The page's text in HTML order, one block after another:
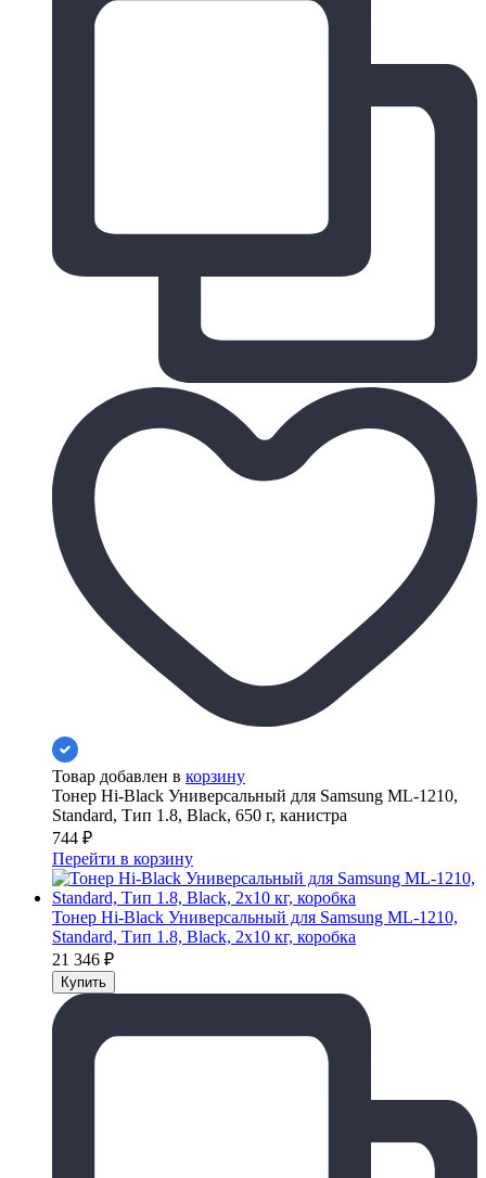
Товар добавлен в корзину
Тонер Hi-Black Универсальный для Samsung ML-1210,
Standard, Тип 1.8, Black, 650 г, канистра
744 ₽
Перейти в корзину
Тонер Hi-Black Универсальный для Samsung ML-1210,
Standard, Тип 1.8, Black, 2x10 кг, коробка
21 346 ₽